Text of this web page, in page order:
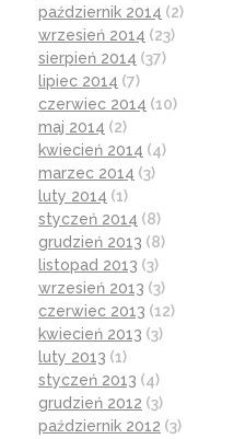
październik 2014 (2)
wrzesień 2014 (23)
sierpień 2014 (37)
lipiec 2014 (7)
czerwiec 2014 (10)
maj 2014 (2)
kwiecień 2014 (4)
marzec 2014 (3)
luty 2014 (1)
styczeń 2014 (8)
grudzień 2013 (8)
listopad 2013 (3)
wrzesień 2013 (3)
czerwiec 2013 (12)
kwiecień 2013 (3)
luty 2013 (1)
styczeń 2013 (4)
grudzień 2012 (3)
październik 2012 (3)